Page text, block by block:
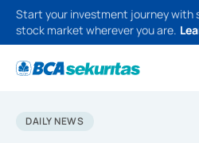
Start your investment journey with
stock market wherever you are.
DAILY NEWS